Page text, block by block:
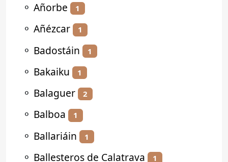
⚬ Añorbe 1
⚬ Añézcar 1
⚬ Badostáin 1
⚬ Bakaiku 1
⚬ Balaguer 2
⚬ Balboa 1
⚬ Ballariáin 1
⚬ Ballesteros de Calatrava 1